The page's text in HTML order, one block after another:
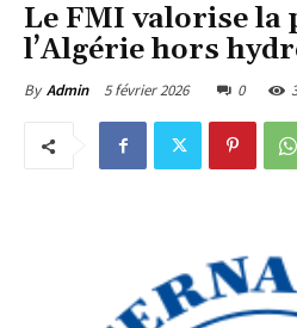
Le FMI valorise la
l’Algérie hors
By Admin 5 février 2026 0